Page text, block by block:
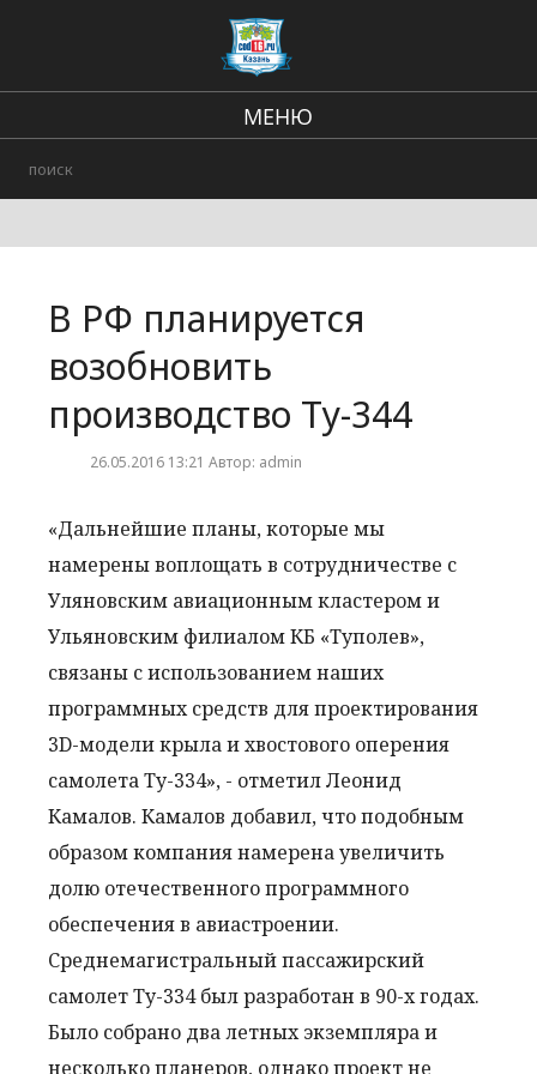
МЕНЮ
Городские события
В РФ планируется
возобновить
производство Ту-344
26.05.2016 13:21 Автор: admin
«Дальнейшие планы, которые мы
намерены воплощать в сотрудничестве с
Уляновским авиационным кластером и
Ульяновским филиалом КБ «Туполев»,
связаны с использованием наших
программных средств для проектирования
3D-модели крыла и хвостового оперения
самолета Ту-334», - отметил Леонид
Камалов. Камалов добавил, что подобным
образом компания намерена увеличить
долю отечественного программного
обеспечения в авиастроении.
Среднемагистральный пассажирский
самолет Ту-334 был разработан в 90-х годах.
Было собрано два летных экземпляра и
несколько планеров, однако проект не